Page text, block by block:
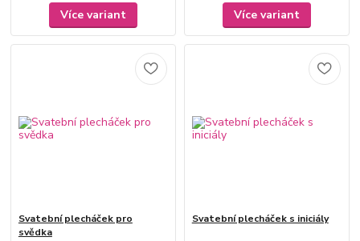
Více variant Více variant
Svatební plecháček pro
svědka
Svatební plecháček s iniciály